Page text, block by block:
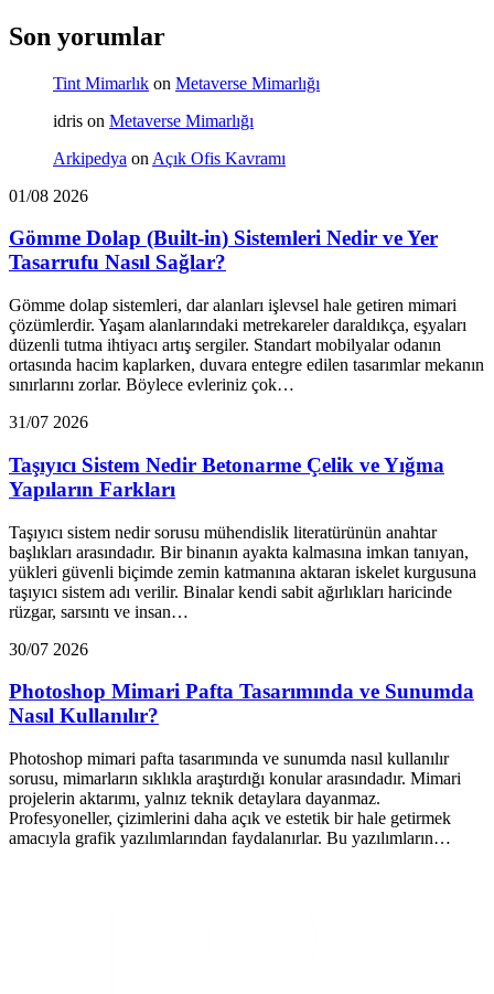
Son yorumlar
Tint Mimarlık on Metaverse Mimarlığı
idris on Metaverse Mimarlığı
Arkipedya on Açık Ofis Kavramı
01/08 2026
Gömme Dolap (Built-in) Sistemleri Nedir ve Yer
Tasarrufu Nasıl Sağlar?
Gömme dolap sistemleri, dar alanları işlevsel hale getiren mimari
çözümlerdir. Yaşam alanlarındaki metrekareler daraldıkça, eşyaları
düzenli tutma ihtiyacı artış sergiler. Standart mobilyalar odanın
ortasında hacim kaplarken, duvara entegre edilen tasarımlar mekanın
sınırlarını zorlar. Böylece evleriniz çok…
31/07 2026
Taşıyıcı Sistem Nedir Betonarme Çelik ve Yığma
Yapıların Farkları
Taşıyıcı sistem nedir sorusu mühendislik literatürünün anahtar
başlıkları arasındadır. Bir binanın ayakta kalmasına imkan tanıyan,
yükleri güvenli biçimde zemin katmanına aktaran iskelet kurgusuna
taşıyıcı sistem adı verilir. Binalar kendi sabit ağırlıkları haricinde
rüzgar, sarsıntı ve insan…
30/07 2026
Photoshop Mimari Pafta Tasarımında ve Sunumda
Nasıl Kullanılır?
Photoshop mimari pafta tasarımında ve sunumda nasıl kullanılır
sorusu, mimarların sıklıkla araştırdığı konular arasındadır. Mimari
projelerin aktarımı, yalnız teknik detaylara dayanmaz.
Profesyoneller, çizimlerini daha açık ve estetik bir hale getirmek
amacıyla grafik yazılımlarından faydalanırlar. Bu yazılımların…